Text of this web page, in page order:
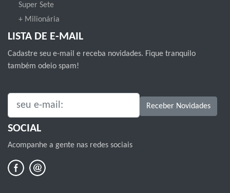
Super Sete
+ Milionária
LISTA DE E-MAIL
Cadastre seu e-mail e receba novidades. Fique tranquilo
também odeio spam!
SEU E-MAIL: Receber Novidades
SOCIAL
Acompanhe a gente nas redes sociais